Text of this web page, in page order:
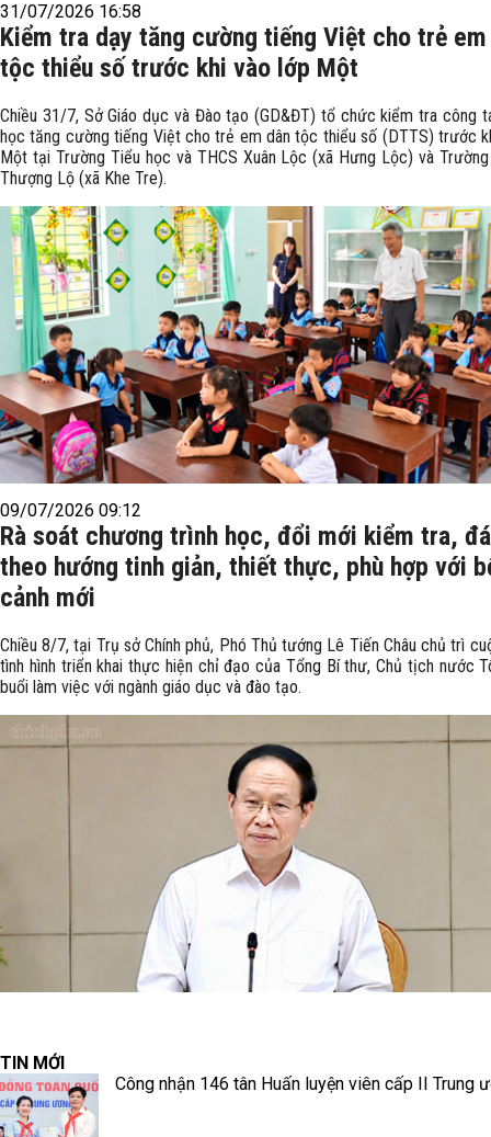
31/07/2026 16:58
Kiểm tra dạy tăng cường tiếng Việt cho trẻ em
tộc thiểu số trước khi vào lớp Một
Chiều 31/7, Sở Giáo dục và Đào tạo (GD&ĐT) tổ chức kiểm tra công
học tăng cường tiếng Việt cho trẻ em dân tộc thiểu số (DTTS) trước
Một tại Trường Tiểu học và THCS Xuân Lộc (xã Hưng Lộc) và
Thượng Lộ (xã Khe Tre).
09/07/2026 09:12
Rà soát chương trình học, đổi mới kiểm tra,
theo hướng tinh giản, thiết thực, phù hợp với
cảnh mới
Chiều 8/7, tại Trụ sở Chính phủ, Phó Thủ tướng Lê Tiến Châu chủ trì
tình hình triển khai thực hiện chỉ đạo của Tổng Bí thư, Chủ tịch nước
buổi làm việc với ngành giáo dục và đào tạo.
TIN MỚI
Công nhận 146 tân Huấn luyện viên cấp II Trung